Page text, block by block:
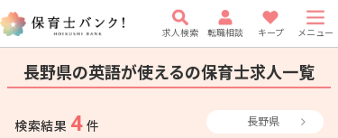
求人検索 転職相談 キープ メニュー
長野県の英語が使えるの保育士求人一覧
検索結果 4 件 長野県